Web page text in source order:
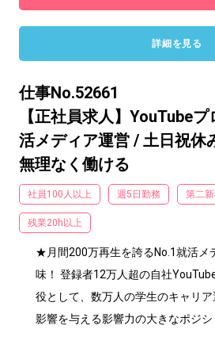
詳細を見る
仕事No.52661
【正社員求人】YouTube
活メディア運営 / 土日祝休
無理なく働ける
社員100人以上 週5日勤務 第二
残業20h以上
★月間200万再生を誇るNo.1就活メ
味！ 登録者12万人超の自社
役として、数万人の学生のキャリ
影響を与える影響力の大きなポジシ